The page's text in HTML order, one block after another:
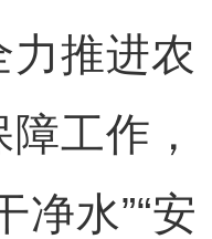
推进农
工作，
净水”“安